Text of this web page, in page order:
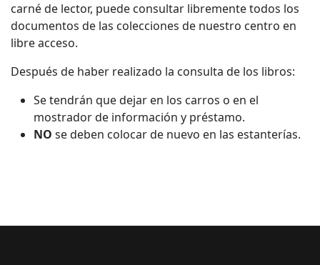
carné de lector, puede consultar libremente todos los
documentos de las colecciones de nuestro centro en
libre acceso.
Después de haber realizado la consulta de los libros:
Se tendrán que dejar en los carros o en el
mostrador de información y préstamo.
NO se deben colocar de nuevo en las estanterías.